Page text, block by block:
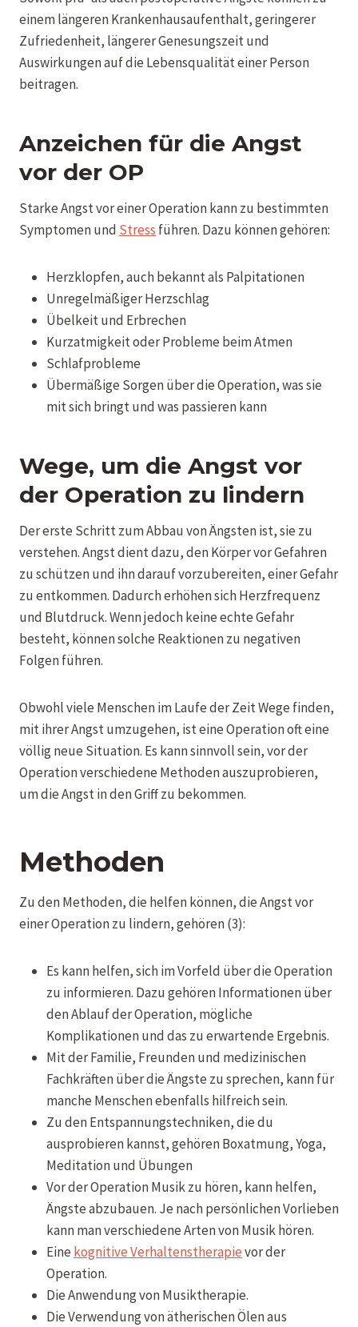
einem längeren Krankenhausaufenthalt, geringerer
Zufriedenheit, längerer Genesungszeit und
Auswirkungen auf die Lebensqualität einer Person
beitragen.
Anzeichen für die Angst
vor der OP
Starke Angst vor einer Operation kann zu bestimmten
Symptomen und Stress führen. Dazu können gehören:
Herzklopfen, auch bekannt als Palpitationen
Unregelmäßiger Herzschlag
Übelkeit und Erbrechen
Kurzatmigkeit oder Probleme beim Atmen
Schlafprobleme
Übermäßige Sorgen über die Operation, was sie
mit sich bringt und was passieren kann
Wege, um die Angst vor
der Operation zu lindern
Der erste Schritt zum Abbau von Ängsten ist, sie zu
verstehen. Angst dient dazu, den Körper vor Gefahren
zu schützen und ihn darauf vorzubereiten, einer Gefahr
zu entkommen. Dadurch erhöhen sich Herzfrequenz
und Blutdruck. Wenn jedoch keine echte Gefahr
besteht, können solche Reaktionen zu negativen
Folgen führen.
Obwohl viele Menschen im Laufe der Zeit Wege finden,
mit ihrer Angst umzugehen, ist eine Operation oft eine
völlig neue Situation. Es kann sinnvoll sein, vor der
Operation verschiedene Methoden auszuprobieren,
um die Angst in den Griff zu bekommen.
Methoden
Zu den Methoden, die helfen können, die Angst vor
einer Operation zu lindern, gehören (3):
Es kann helfen, sich im Vorfeld über die Operation
zu informieren. Dazu gehören Informationen über
den Ablauf der Operation, mögliche
Komplikationen und das zu erwartende Ergebnis.
Mit der Familie, Freunden und medizinischen
Fachkräften über die Ängste zu sprechen, kann für
manche Menschen ebenfalls hilfreich sein.
Zu den Entspannungstechniken, die du
ausprobieren kannst, gehören Boxatmung, Yoga,
Meditation und Übungen
Vor der Operation Musik zu hören, kann helfen,
Ängste abzubauen. Je nach persönlichen Vorlieben
kann man verschiedene Arten von Musik hören.
Eine kognitive Verhaltenstherapievor der
Operation.
Die Anwendung von Musiktherapie.
Die Verwendung von ätherischen Ölen aus